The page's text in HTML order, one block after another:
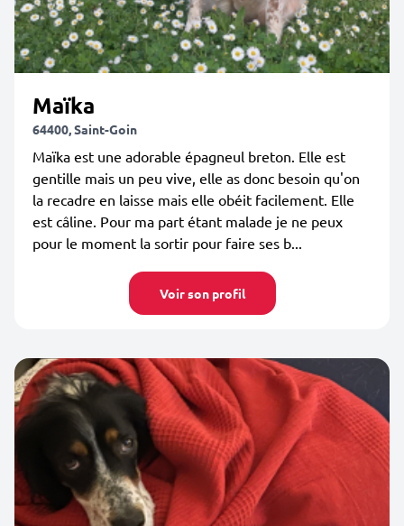
Maïka
64400, Saint-Goin
Maïka est une adorable épagneul breton. Elle est
gentille mais un peu vive, elle as donc besoin qu'on
la recadre en laisse mais elle obéit facilement. Elle
est câline. Pour ma part étant malade je ne peux
pour le moment la sortir pour faire ses b...
Voir son profil